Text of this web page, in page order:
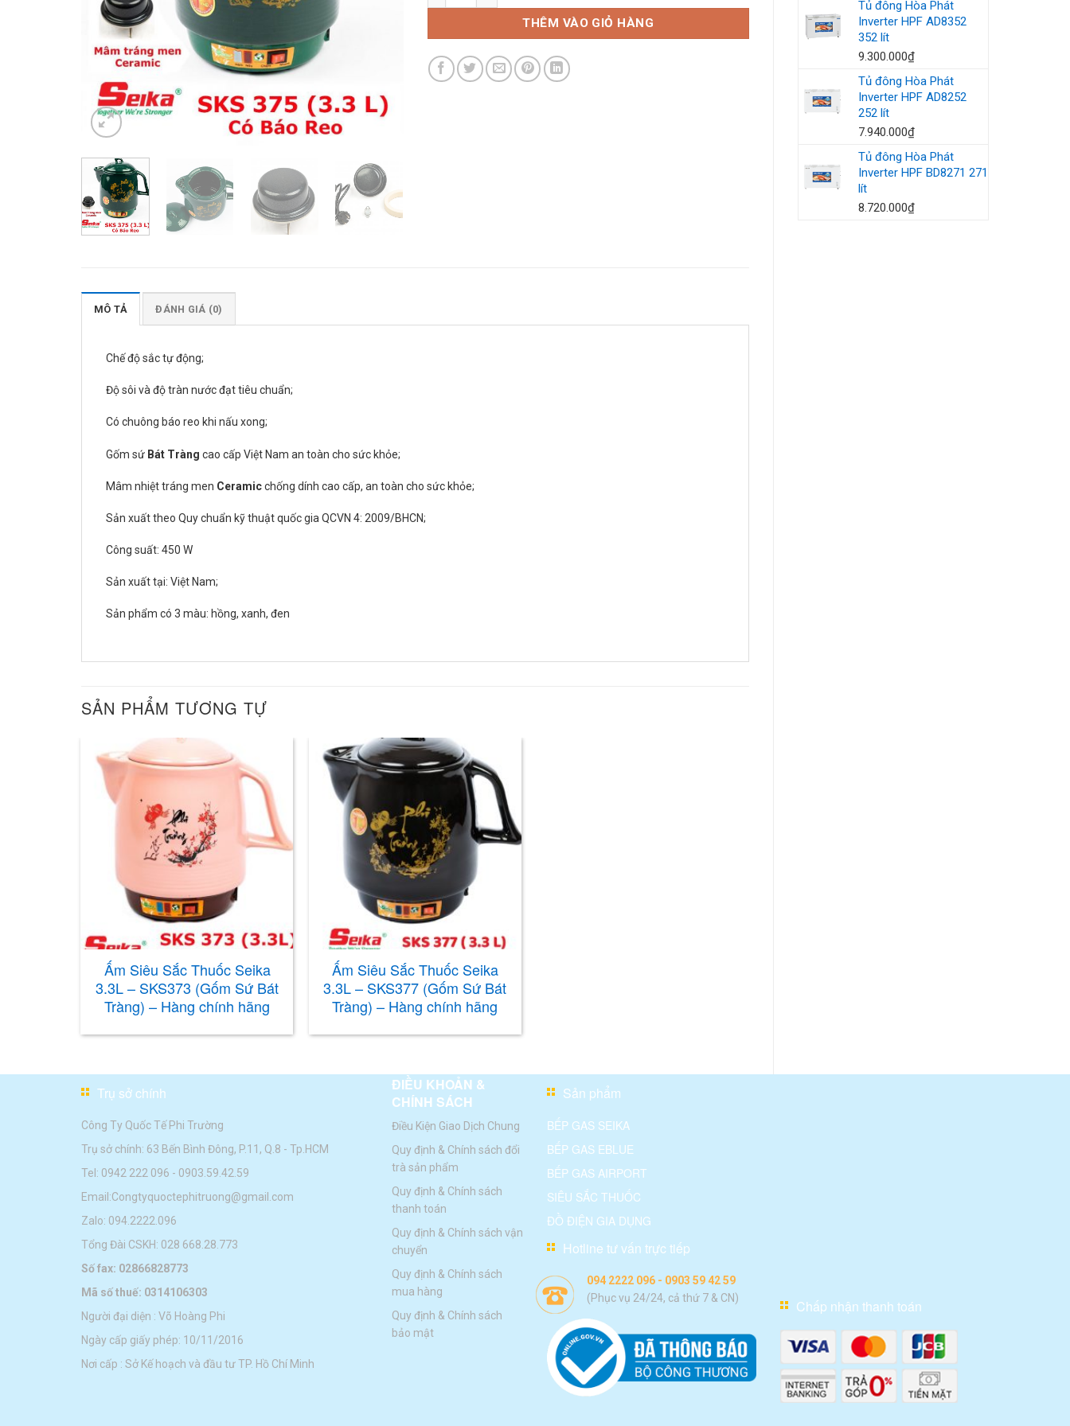
Tủ đông Hòa Phát
Inverter HPF AD8352
352 lít
9.300.000₫
Tủ đông Hòa Phát
Inverter HPF AD8252
252 lít
7.940.000₫
Tủ đông Hòa Phát
Inverter HPF BD8271 271
lít
8.720.000₫
THÊM VÀO GIỎ HÀNG
MÔ TẢ ĐÁNH GIÁ (0)
Chế độ sắc tự động;
Độ sôi và độ tràn nước đạt tiêu chuẩn;
Có chuông báo reo khi nấu xong;
Gốm sứ Bát Tràng cao cấp Việt Nam an toàn cho sức khỏe;
Mâm nhiệt tráng men Ceramicchống dính cao cấp, an toàn cho sức khỏe;
Sản xuất theo Quy chuẩn kỹ thuật quốc gia QCVN 4: 2009/BHCN;
Công suất: 450 W
Sản xuất tại: Việt Nam;
Sản phẩm có 3 màu: hồng, xanh, đen
SẢN PHẨM TƯƠNG TỰ
Ấm Siêu Sắc Thuốc Seika
3.3L – SKS373 (Gốm Sứ Bát
Tràng) – Hàng chính hãng
Ấm Siêu Sắc Thuốc Seika
3.3L – SKS377 (Gốm Sứ Bát
Tràng) – Hàng chính hãng
Trụ sở chính
Công Ty Quốc Tế Phi Trường
Trụ sở chính: 63 Bến Bình Đông, P.11, Q.8 - Tp.HCM
Tel: 0942 222 096 - 0903.59.42.59
Email:Congtyquoctephitruong@gmail.com
Zalo: 094.2222.096
Tổng Đài CSKH: 028 668.28.773
Số fax: 02866828773
Mã số thuế: 0314106303
Người đại diện : Võ Hoàng Phi
Ngày cấp giấy phép: 10/11/2016
Nơi cấp : Sở Kế hoạch và đầu tư TP. Hồ Chí Minh
ĐIỀU KHOẢN &
CHÍNH SÁCH
Điều Kiện Giao Dịch Chung
Quy định & Chính sách đổi
trà sản phẩm
Quy định & Chính sách
thanh toán
Quy định & Chính sách vận
chuyển
Quy định & Chính sách
mua hàng
Quy định & Chính sách
bảo mật
Sản phẩm
BẾP GAS SEIKA
BẾP GAS EBLUE
BẾP GAS AIRPORT
SIÊU SẮC THUỐC
ĐỒ ĐIỆN GIA DỤNG
Hotline tư vấn trực tiếp
094 2222 096 - 0903 59 42 59
(Phục vụ 24/24, cả thứ 7 & CN)
Chấp nhận thanh toán